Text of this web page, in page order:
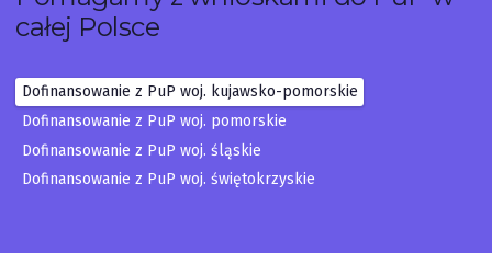
całej Polsce
Dofinansowanie z PuP woj. kujawsko-pomorskie
Dofinansowanie z PuP woj. pomorskie
Dofinansowanie z PuP woj. śląskie
Dofinansowanie z PuP woj. świętokrzyskie